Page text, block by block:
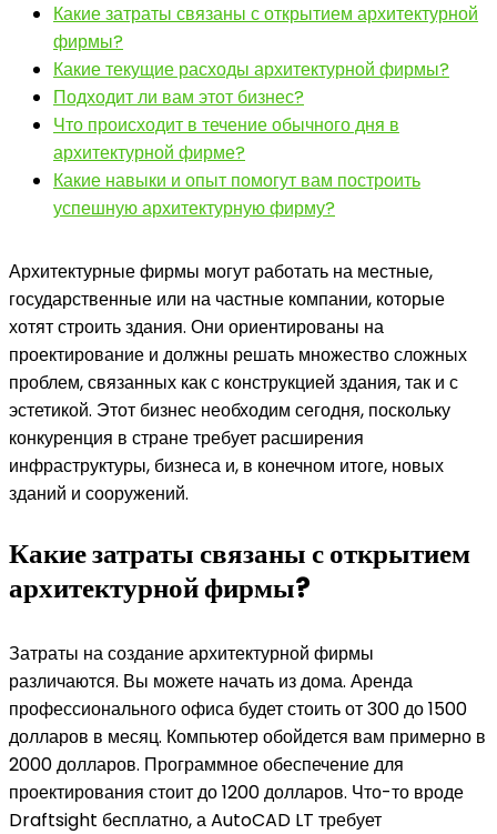
Какие затраты связаны с открытием архитектурной
фирмы?
Какие текущие расходы архитектурной фирмы?
Подходит ли вам этот бизнес?
Что происходит в течение обычного дня в
архитектурной фирме?
Какие навыки и опыт помогут вам построить
успешную архитектурную фирму?
Архитектурные фирмы могут работать на местные,
государственные или на частные компании, которые
хотят строить здания. Они ориентированы на
проектирование и должны решать множество сложных
проблем, связанных как с конструкцией здания, так и с
эстетикой. Этот бизнес необходим сегодня, поскольку
конкуренция в стране требует расширения
инфраструктуры, бизнеса и, в конечном итоге, новых
зданий и сооружений.
Какие затраты связаны с открытием
архитектурной фирмы?
Затраты на создание архитектурной фирмы
различаются. Вы можете начать из дома. Аренда
профессионального офиса будет стоить от 300 до 1500
долларов в месяц. Компьютер обойдется вам примерно в
2000 долларов. Программное обеспечение для
проектирования стоит до 1200 долларов. Что-то вроде
Draftsight бесплатно, а AutoCAD LT требует